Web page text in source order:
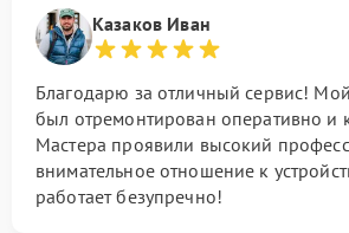
Казаков Иван
Благодарю за отличный сервис!
был отремонтирован оперативно и
Мастера проявили высокий
внимательное отношение к
работает безупречно!